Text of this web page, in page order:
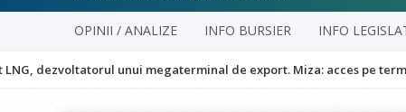
OPINII / ANALIZE INFO BURSIER INFO
unui megaterminal de export. Miza: acces pe termen lung la